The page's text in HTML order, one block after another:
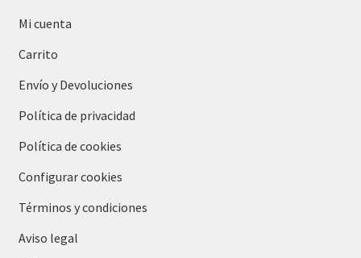
Mi cuenta
Carrito
Envío y Devoluciones
Política de privacidad
Política de cookies
Configurar cookies
Términos y condiciones
Aviso legal